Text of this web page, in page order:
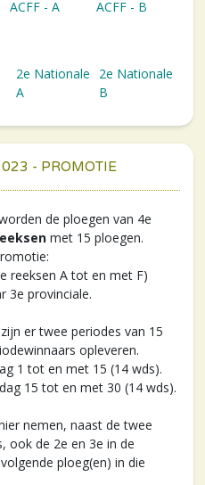
ACFF - A
ACFF - B
2e Nationale
A
2e Nationale
B
- PROMOTIE
de ploegen van 4e
met 15 ploegen.
reeksen A tot en met F)
3e provinciale.
er twee periodes van 15
opleveren.
1 tot en met 15 (14 wds).
15 tot en met 30 (14 wds).
nemen, naast de twee
ook de 2e en 3e in de
ploeg(en) in die